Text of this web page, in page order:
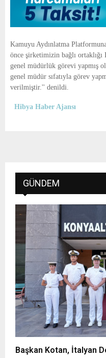
E
N
Kamuyu Aydınlatma
önce şirketimizin bağlı
genel müdürlük görevi yapmış
genel müdür sıfatıyla görev
verilmiştir.'' denildi.
Hibya Haber Ajansı
GÜNDEM
Başkan Kotan, İtalyan